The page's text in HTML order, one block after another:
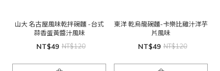
山大 名古屋風味乾拌碗麵 -台式
蒜香蛋黃醬汁風味
NT$49 NT$120
東洋 乾烏龍碗麵-卡樂比雞汁洋芋
片風味
NT$49 NT$120